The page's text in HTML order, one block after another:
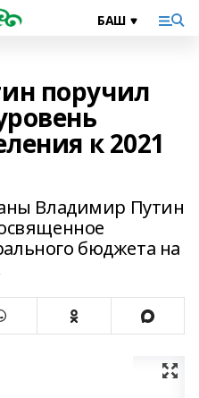
поручил
к 2021
Владимир Путин
бюджета на